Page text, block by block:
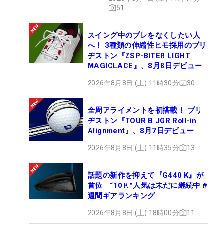
51
スイング中のブレをなくしたい人
へ！ 3種類の伸縮性ヒモ採用のブリ
ヂストン『ZSP-BITER LIGHT
MAGICLACE』、8月8日デビュー
2026年8月8日 (土) 11時30分 30
全周アライメントを初搭載！ ブリ
ヂストン『TOUR B JGR Roll-in
Alignment』、8月7日デビュー
2026年8月8日 (土) 11時35分 13
話題の新作を抑えて『G440 K』が
首位 “10Ｋ”人気は未だに継続中 #
週間ギアランキング
2026年8月8日 (土) 18時00分 11